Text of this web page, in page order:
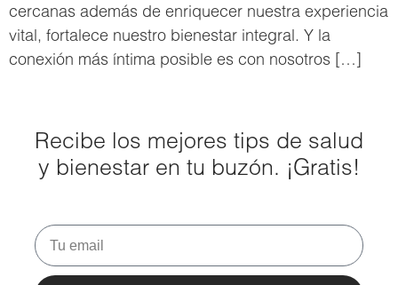
cercanas además de enriquecer nuestra experiencia
vital, fortalece nuestro bienestar integral. Y la
conexión más íntima posible es con nosotros […]
Recibe los mejores tips de salud
y bienestar en tu buzón. ¡Gratis!